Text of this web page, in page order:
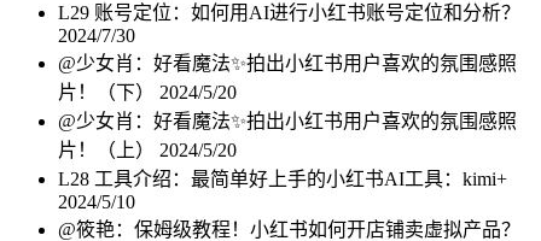
L29 账号定位：如何用AI进行小红书账号定位和分析？
2024/7/30
@少女肖：好看魔法✨拍出小红书用户喜欢的氛围感照
片！（下） 2024/5/20
@少女肖：好看魔法✨拍出小红书用户喜欢的氛围感照
片！（上） 2024/5/20
L28 工具介绍：最简单好上手的小红书AI工具：kimi+
2024/5/10
@筱艳：保姆级教程！小红书如何开店铺卖虚拟产品？